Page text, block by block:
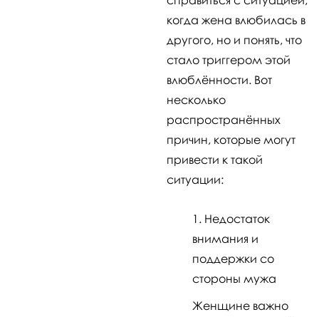
когда жена влюбилась в
другого, но и понять, что
стало триггером этой
влюблённости. Вот
несколько
распространённых
причин, которые могут
привести к такой
ситуации:
Недостаток
внимания и
поддержки со
стороны мужа
Женщине важно